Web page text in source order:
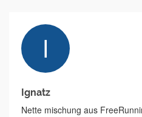
Ignatz
Nette mischung aus